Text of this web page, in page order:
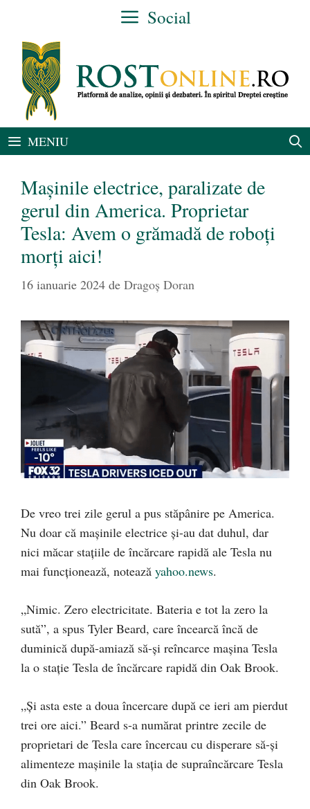
conținut
Social
MENIU
Mașinile electrice, paralizate de
gerul din America. Proprietar
Tesla: Avem o grămadă de roboți
morți aici!
16 ianuarie 2024 de Dragoș Doran
De vreo trei zile gerul a pus stăpânire pe America.
Nu doar că mașinile electrice și-au dat duhul, dar
nici măcar stațiile de încărcare rapidă ale Tesla nu
mai funcționează, notează yahoo.news.
„Nimic. Zero electricitate. Bateria e tot la zero la
sută”, a spus Tyler Beard, care încearcă încă de
duminică după-amiază să-și reîncarce mașina Tesla
la o stație Tesla de încărcare rapidă din Oak Brook.
„Și asta este a doua încercare după ce ieri am pierdut
trei ore aici.” Beard s-a numărat printre zecile de
proprietari de Tesla care încercau cu disperare să-și
alimenteze mașinile la stația de supraîncărcare Tesla
din Oak Brook.